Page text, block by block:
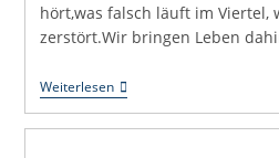
hört,was falsch läuft im Viertel,
zerstört.Wir bringen Leben
WeiterlesenStörung
Im